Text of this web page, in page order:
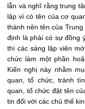
lẫn và nghĩ rằng trung
lập vì có tên của cơ
thành nên tên của
định là phải có sự đồng
thì các sáng lập viên
chức làm một phần
Kiến nghị này nhằm
quan, tổ chức, tránh
quan, tổ chức đặt tên
tin đối với các chủ thể